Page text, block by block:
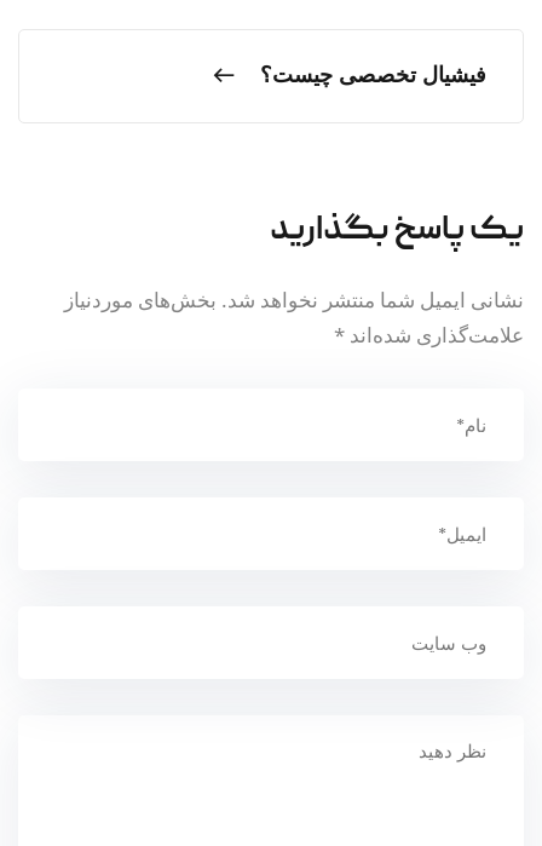
فیشیال تخصصی چیست؟
یک پاسخ بگذارید
نشانی ایمیل شما منتشر نخواهد شد. بخش‌های موردنیاز
علامت‌گذاری شده‌اند *